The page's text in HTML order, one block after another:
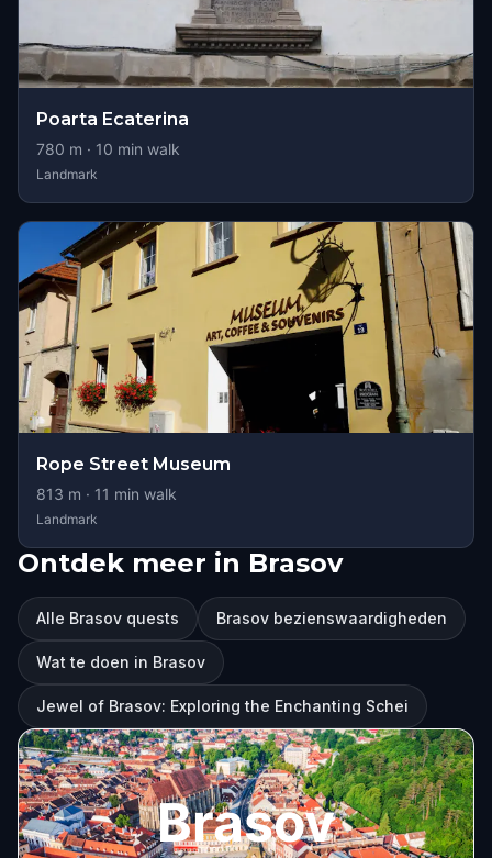
Poarta Ecaterina
780 m · 10 min walk
Landmark
Rope Street Museum
813 m · 11 min walk
Landmark
Ontdek meer in Brasov
Alle Brasov quests Brasov bezienswaardigheden
Wat te doen in Brasov
Jewel of Brasov: Exploring the Enchanting Schei
Brasov